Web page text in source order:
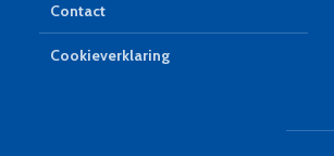
Contact
Cookieverklaring